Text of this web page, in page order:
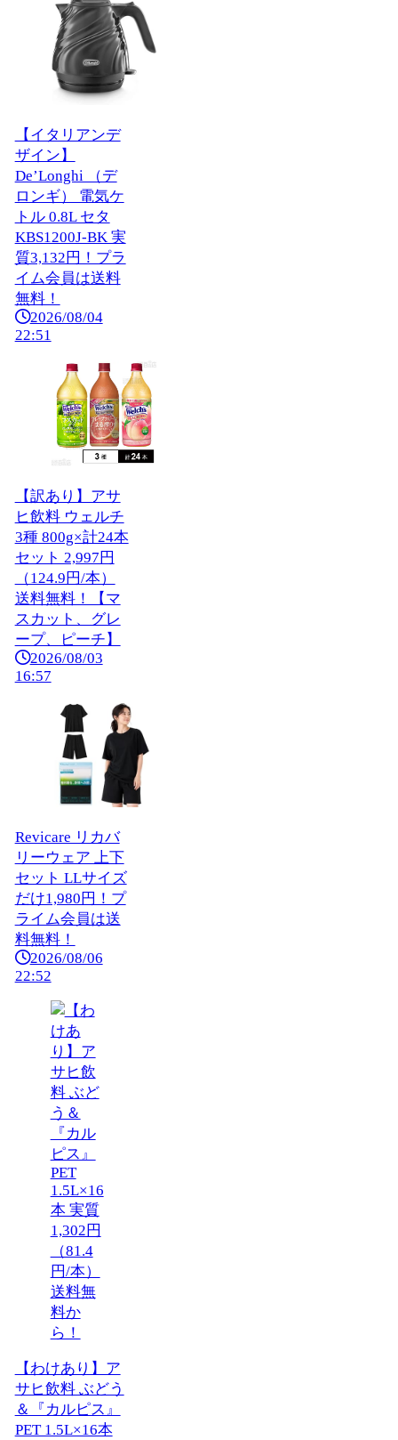
【イタリアンデ
ザイン】
De’Longhi （デ
ロンギ） 電気ケ
トル 0.8L セタ
KBS1200J-BK 実
質3,132円！プラ
イム会員は送料
無料！
2026/08/04
22:51
【訳あり】アサ
ヒ飲料 ウェルチ
3種 800g×計24本
セット 2,997円
（124.9円/本）
送料無料！【マ
スカット、グレ
ープ、ピーチ】
2026/08/03
16:57
Revicare リカバ
リーウェア 上下
セット LLサイズ
だけ1,980円！プ
ライム会員は送
料無料！
2026/08/06
22:52
【わけあり】ア
サヒ飲料 ぶどう
＆『カルピス』
PET 1.5L×16本